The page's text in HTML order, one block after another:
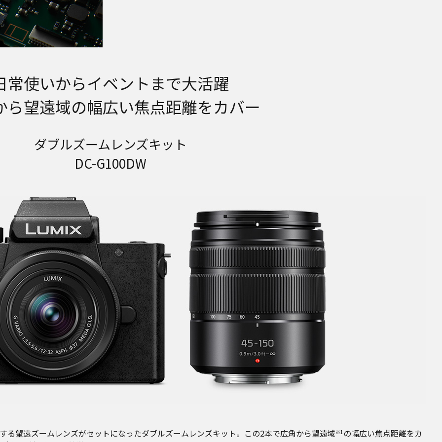
常使いからイベントまで大活躍
ら望遠域の幅広い焦点距離をカバー
ダブルズームレンズキット
DC-G100DW
る望遠ズームレンズがセットになったダブルズームレンズキット。この2本で広角から望遠域※1の幅広い焦点距離をカ